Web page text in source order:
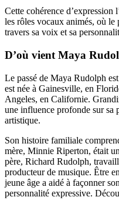
Cette cohérence d’expression
les rôles vocaux animés, où le
travers sa voix et sa
D’où vient Maya
Le passé de Maya Rudolph
est née à Gainesville, en
Angeles, en Californie.
une influence profonde sur sa
artistique.
Son histoire familiale
mère, Minnie Riperton, était
père, Richard Rudolph,
producteur de musique. Être
jeune âge a aidé à façonner
personnalité expressive.